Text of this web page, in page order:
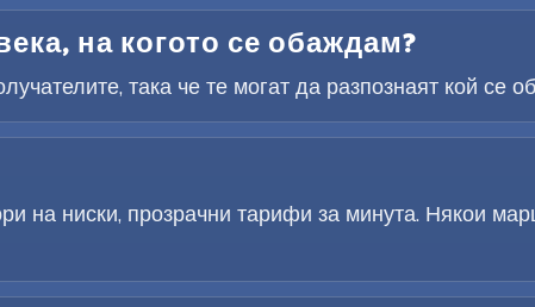
на когото се обаждам?
така че те могат да разпознаят кой се
на ниски, прозрачни тарифи за минута. Някои